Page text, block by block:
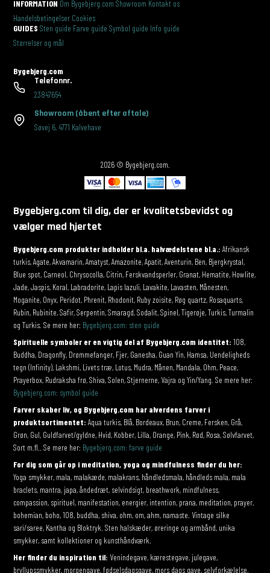
INFORMATION Om Bygebjerg.com Showroom Kontakt os
Handelsbetingelser Cookies
GUIDES Sten guide Farve guide Symbol guide Info guide
Størrelser og mål
Bygebjerg.com
Telefonnr.
23847654
Showroom (åbent efter aftale)
Søvej 6,4771 Kalvehave
2026 © Bygebjerg.com.
Bygebjerg.com til dig, der er kvalitetsbevidst og
vælger med hjertet
Bygebjerg.com produkter indholder bl.a. halvædelstene bl.a.: Afrikansk
turkis, Agate, Akvamarin, Amatyst, Amazonite, Apatit, Aventurin, Ben, Bjergkrystal,
Blue spot, Carneol, Chrysocolla, Citrin, Ferskvandsperler, Granat, Hematite, Howlite,
Jade, Jaspis, Koral, Labradorite, Lapis lazuli, Lavakite, Lavasten, Månesten,
Moganite, Onyx, Peridot, Phrenit, Rhodonit, Ruby zoisite, Røg quartz, Rosaquarts,
Rubin, Rubinite, Safir, Serpentin, Smaragd, Sodalit, Spinel, Tigerøje, Turkis, Turmalin
og Turkis. Se mere her: Bygebjerg.com: sten guide
Spirituelle symboler er en vigtig del af Bygebjerg.com identitet: 108,
Buddha, Dragonfly, Drømmefanger, Fjer, Ganesha, Guan Yin, Hamsa, Uendeligheds
tegn (Infinity), Lakshmi, Livets træ, Lotus, Mudra, Månen, Mandala, Ohm, Peace,
Prayerbox, Rudraksha frø, Shiva, Solen, Stjernerne, Vajra og Yin/Yang. Se mere her:
Bygebjerg.com: symbol guide
Farver skaber liv, og Bygebjerg.com har alverdens farver i
produktsortimentet: Aqua turkis, Blå, Bordeaux, Brun, Creme, Fersken, Grå,
Grøn, Gul, Guldfarvet/gyldne, Hvid, Kobber, Lilla, Orange, Pink, Rød, Rosa, Sølvfarvet,
Sort m.fl.. Se mere her: Bygebjerg.com: farve guide
For dig som går op i meditation, yoga og mindfulness finder du her:
Yoga smykker, mala, malakæde, malakrans, håndledsmala, håndleds mala, mala
braclets, mantra, japa, åndedræt, selvindsigt, breathwork, mindfulness,
compassion, spirituel, manifestation, energier, intention, prana, meditation, prayer,
bohemian, boho, 108, buddha, shiva, ohm, om, ahm, namaste. Vintage silke
sari/saree, Kantha og Bloktryk. Sten halskæder, øreringe og armbånd, unika
smykker, samt kollektioner og kunsthåndværk.
Her finder du inspiration til: Venindegave, kærestegave, julegave,
bryllupssmykker, morgengave, fødselsdagsgave, mors dags gave, selvforkælelse,